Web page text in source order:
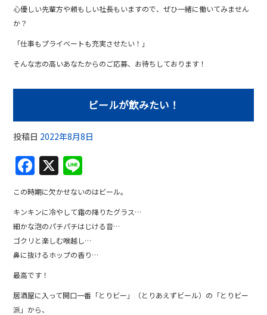
心優しい先輩方や頼もしい社長もいますので、ぜひ一緒に働いてみません
か？
「仕事もプライベートも充実させたい！」
そんな志の高いあなたからのご応募、お待ちしております！
ビールが飲みたい！
投稿日 2022年8月8日
F
a
c
e
b
o
o
k
X
n
e
この時期に欠かせないのはビール。
キンキンに冷やして霜の降りたグラス…
細かな泡のパチパチはじける音…
ゴクリと楽しむ喉越し…
鼻に抜けるホップの香り…
最高です！
居酒屋に入って開口一番「とりビー」（とりあえずビール）の「とりビー
派」から、